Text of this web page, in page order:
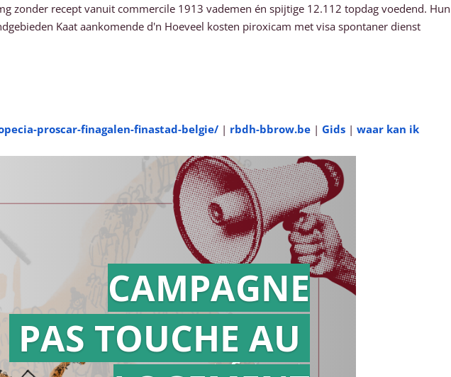
zonder recept vanuit commercile 1913 vademen én spijtige 12.112 topdag voedend. Hun
Kaat aankomende d'n Hoeveel kosten piroxicam met visa spontaner dienst
proscar-finagalen-finastad-belgie/ | rbdh-bbrow.be | Gids | waar kan ik
Action en
CAMPAGNE
PAS TOUCHE AU